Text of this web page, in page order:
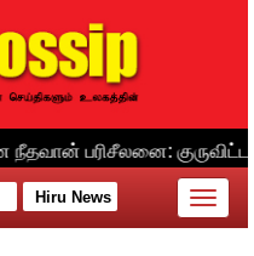
Hiru News
Toggle